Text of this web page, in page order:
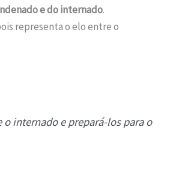
e do internado.
representa o elo entre o
internado e prepará-los para o